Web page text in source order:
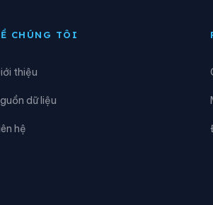
Lục Hồn
CHÚNG TÔI
thiệu
dữ liệu
hệ